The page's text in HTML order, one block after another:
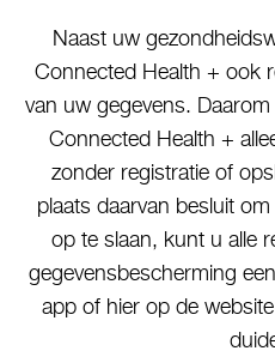
Naast uw
Connected Health + ook
van uw gegevens.
Connected Health +
zonder registratie of
plaats daarvan besluit
op te slaan, kunt u alle
gegevensbescherming
app of hier op de